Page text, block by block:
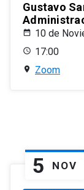
Gustavo
10 de
17:00
Zoom
5 NOV